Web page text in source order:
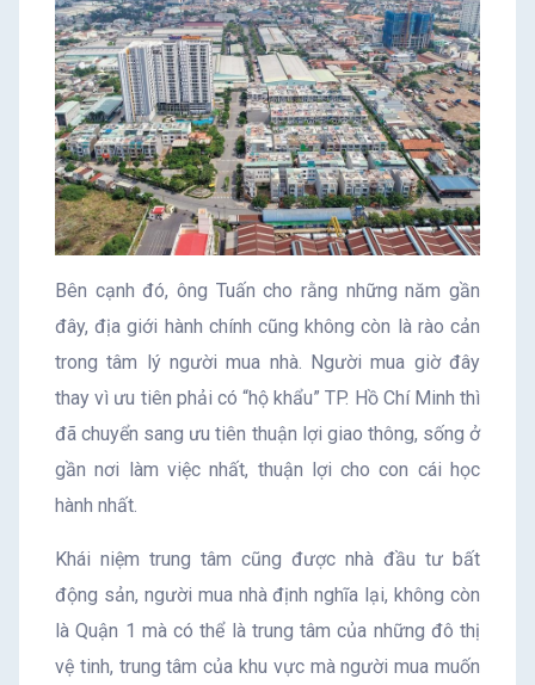
Bên cạnh đó, ông Tuấn cho rằng những năm gần
đây, địa giới hành chính cũng không còn là rào cản
trong tâm lý người mua nhà. Người mua giờ đây
thay vì ưu tiên phải có “hộ khẩu” TP. Hồ Chí Minh thì
đã chuyển sang ưu tiên thuận lợi giao thông, sống ở
gần nơi làm việc nhất, thuận lợi cho con cái học
hành nhất.
Khái niệm trung tâm cũng được nhà đầu tư bất
động sản, người mua nhà định nghĩa lại, không còn
là Quận 1 mà có thể là trung tâm của những đô thị
vệ tinh, trung tâm của khu vực mà người mua muốn